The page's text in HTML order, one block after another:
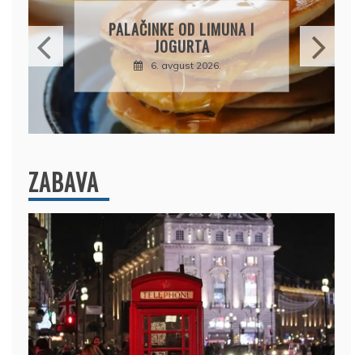
OD LIMUNA I
JOGURTA
6. avgust 2026.
BRZI KOLAČ
PIŠKOTE,
ČOKOLADA U
ZABAVA